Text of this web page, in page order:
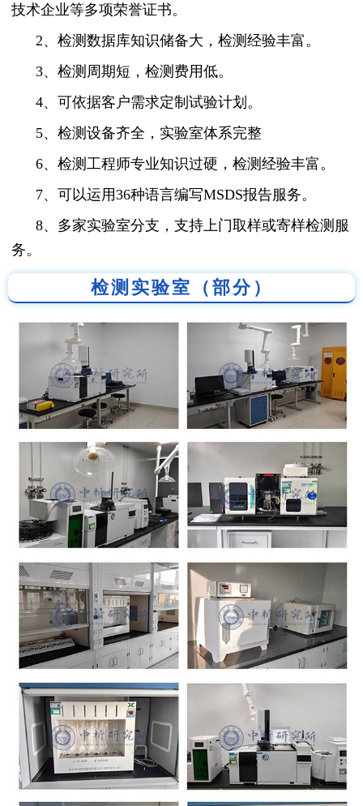
技术企业等多项荣誉证书。
2、检测数据库知识储备大，检测经验丰富。
3、检测周期短，检测费用低。
4、可依据客户需求定制试验计划。
5、检测设备齐全，实验室体系完整
6、检测工程师专业知识过硬，检测经验丰富。
7、可以运用36种语言编写MSDS报告服务。
8、多家实验室分支，支持上门取样或寄样检测服
务。
检测实验室（部分）